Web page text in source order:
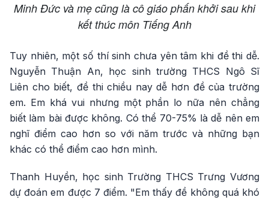
Minh Đức và mẹ cũng là cô giáo phấn khởi sau khi
kết thúc môn Tiếng Anh
Tuy nhiên, một số thí sinh chưa yên tâm khi đề thi dễ.
Nguyễn Thuận An, học sinh trường THCS Ngô Sĩ
Liên cho biết, đề thi chiều nay dễ hơn đề của trường
em. Em khá vui nhưng một phần lo nữa nên chẳng
biết làm bài được không. Có thể 70-75% là dễ nên em
nghĩ điểm cao hơn so với năm trước và những bạn
khác có thể điểm cao hơn mình.
Thanh Huyền, học sinh Trường THCS Trưng Vương
dự đoán em được 7 điểm. "Em thấy đề không quá khó